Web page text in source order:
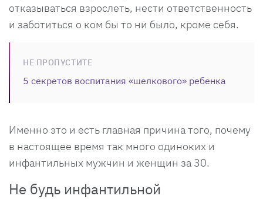
отказываться взрослеть, нести ответственность
и заботиться о ком бы то ни было, кроме себя.
НЕ ПРОПУСТИТЕ
5 секретов воспитания «шелкового» ребенка
Именно это и есть главная причина того, почему
в настоящее время так много одиноких и
инфантильных мужчин и женщин за 30.
Не будь инфантильной